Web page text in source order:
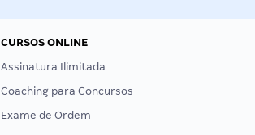
CURSOS ONLINE
Assinatura Ilimitada
Coaching para Concursos
Exame de Ordem